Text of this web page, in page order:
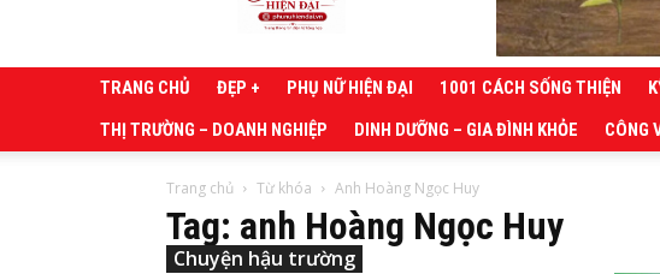
đại
TRANG CHỦ ĐẸP + PHỤ NỮ HIỆN ĐẠI 1001 CÁCH SỐNG THIỆN
THỊ TRƯỜNG – DOANH NGHIỆP
DINH DƯỠNG – GIA ĐÌNH KHỎE CÔNG
Trang chủ Từ khóa Anh Hoàng Ngọc Huy
Tag: anh Hoàng Ngọc Huy
Chuyện hậu trường